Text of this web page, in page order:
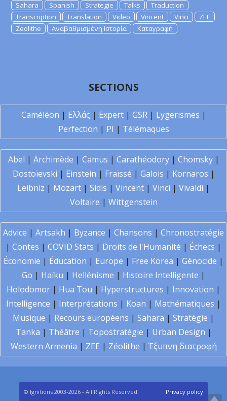
Sahara
Spanish Strategie Talks
Traduction
Transcription
Translation Video Vincent Vinci
ZEE
Zeolithe
Αναβαθμισμένη Ιστορία Καταγραφή
SECTIONS
Caméléon | Ελλάς | Expert| GSR| Lygerismes |
Perfection | PI | Télémaques
Abel | Archimède | Camus | Carathéodory| Chomsky|
Dostoïevski | Einstein | Fraïssé | Galois | Kornaros |
Leibniz | Mozart | Sidis | Vincent | Vinci | Vivaldi |
Voltaire | Wittgenstein
Advice | Artsakh | Byzance | Chansons | Chronostratégie
| Contes | COVID Stats | Droits de l'Humanité | Échecs |
Économie | Éducation | Europe | Free Korea | Génocide |
Go | Haïku | Hellénisme | Histoire Intelligente |
Holodomor | Hua Tou | Hyperstructures | Innovation |
Intelligence | Interprétations | Koan | Mathématiques |
Musique | Recours européens | Sahara | Stratégie |
Tanka | Théâtre | Topostratégie | Urban Design |
Western Armenia | ZEE | Zéolithe | Έξυπνη διατροφή
© Ignitions 2003-2026 - All Rights Reserved Privacy policy